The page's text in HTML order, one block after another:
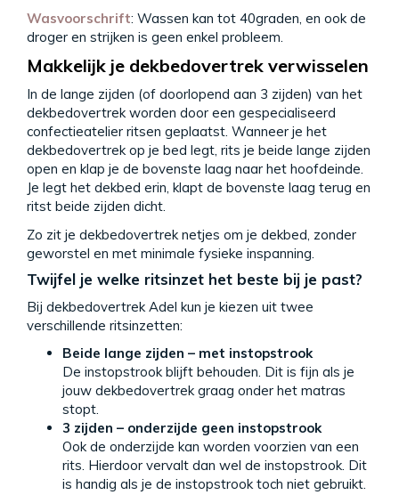
Wasvoorschrift: Wassen kan tot 40graden, en ook de
droger en strijken is geen enkel probleem.
Makkelijk je dekbedovertrek verwisselen
In de lange zijden (of doorlopend aan 3 zijden) van het
dekbedovertrek worden door een gespecialiseerd
confectieatelier ritsen geplaatst. Wanneer je het
dekbedovertrek op je bed legt, rits je beide lange zijden
open en klap je de bovenste laag naar het hoofdeinde.
Je legt het dekbed erin, klapt de bovenste laag terug en
ritst beide zijden dicht.
Zo zit je dekbedovertrek netjes om je dekbed, zonder
geworstel en met minimale fysieke inspanning.
Twijfel je welke ritsinzet het beste bij je past?
Bij dekbedovertrek Adel kun je kiezen uit twee
verschillende ritsinzetten:
Beide lange zijden – met instopstrook
De instopstrook blijft behouden. Dit is fijn als je
jouw dekbedovertrek graag onder het matras
stopt.
3 zijden – onderzijde geen instopstrook
Ook de onderzijde kan worden voorzien van een
rits. Hierdoor vervalt dan wel de instopstrook. Dit
is handig als je de instopstrook toch niet gebruikt.